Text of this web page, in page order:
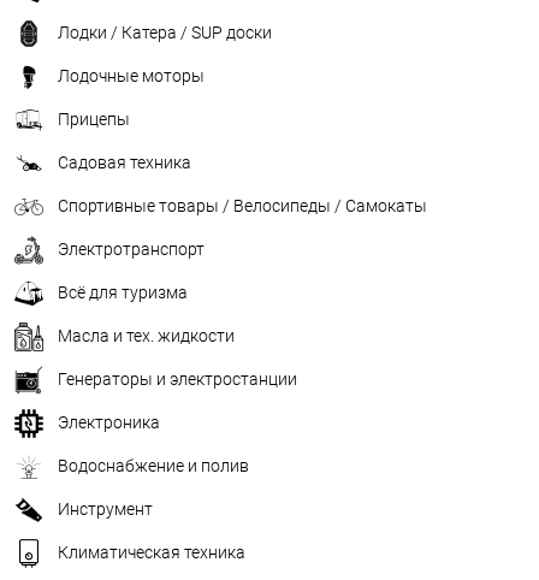
Лодки / Катера / SUP доски
Лодочные моторы
Прицепы
Садовая техника
Спортивные товары / Велосипеды / Самокаты
Электротранспорт
Всё для туризма
Масла и тех. жидкости
Генераторы и электростанции
Электроника
Водоснабжение и полив
Инструмент
Климатическая техника